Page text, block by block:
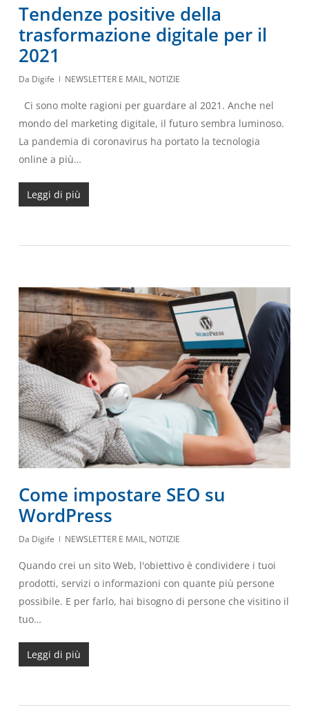
Tendenze positive della
trasformazione digitale per il
2021
Da Digife NEWSLETTER E MAIL, NOTIZIE
Ci sono molte ragioni per guardare al 2021. Anche nel
mondo del marketing digitale, il futuro sembra luminoso.
La pandemia di coronavirus ha portato la tecnologia
online a più…
Leggi di più
Come impostare SEO su
WordPress
Da Digife NEWSLETTER E MAIL, NOTIZIE
Quando crei un sito Web, l'obiettivo è condividere i tuoi
prodotti, servizi o informazioni con quante più persone
possibile. E per farlo, hai bisogno di persone che visitino il
tuo…
Leggi di più